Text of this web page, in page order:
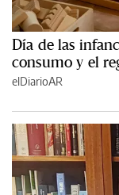
Día de las
consumo y el
elDiarioAR